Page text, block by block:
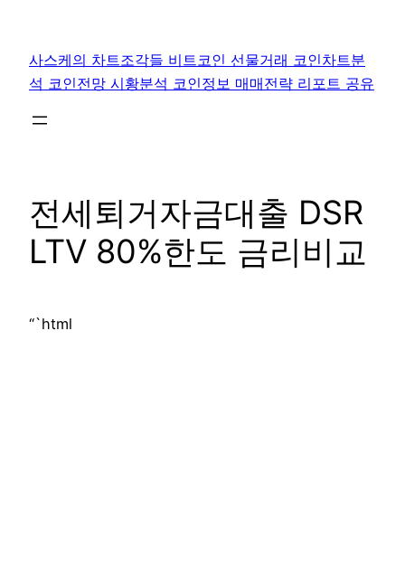
사스케의 차트조각들 비트코인 선물거래 코인차트분
석 코인전망 시황분석 코인정보 매매전략 리포트 공유
전세퇴거자금대출 DSR
LTV 80%한도 금리비교
“`html